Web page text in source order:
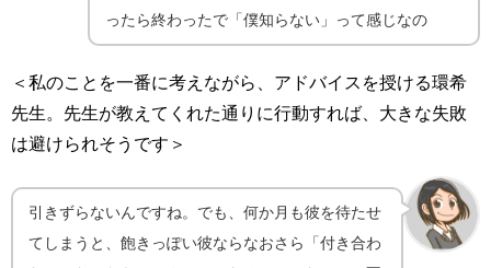
ったら終わったで「僕知らない」って感じなの
＜私のことを一番に考えながら、アドバイスを授ける環希
先生。先生が教えてくれた通りに行動すれば、大きな失敗
は避けられそうです＞
引きずらないんですね。でも、何か月も彼を待たせ
てしまうと、飽きっぽい彼ならなおさら「付き合わ